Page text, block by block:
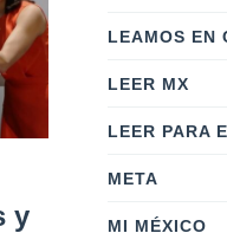
y
Cámaras
LEAMOS EN
LEER MX
LEER PARA
META
MI MÉXICO